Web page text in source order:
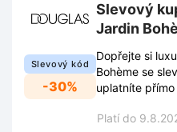
Slevový kód
-30%
Slevový
Jardin
Dopřejte si
Bohème se
uplatníte
Platí do